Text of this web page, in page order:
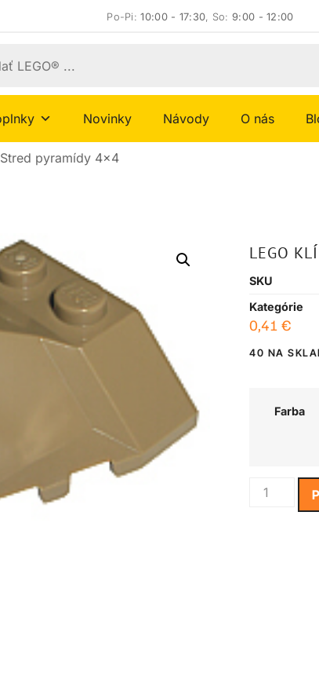
Po-Pi:10:00 - 17:30, So:9:00 - 12:00
Novinky Návody O nás
pyramídy 4×4
LEGO
SKU
Kategórie
0,41 €
40 NA
Farba